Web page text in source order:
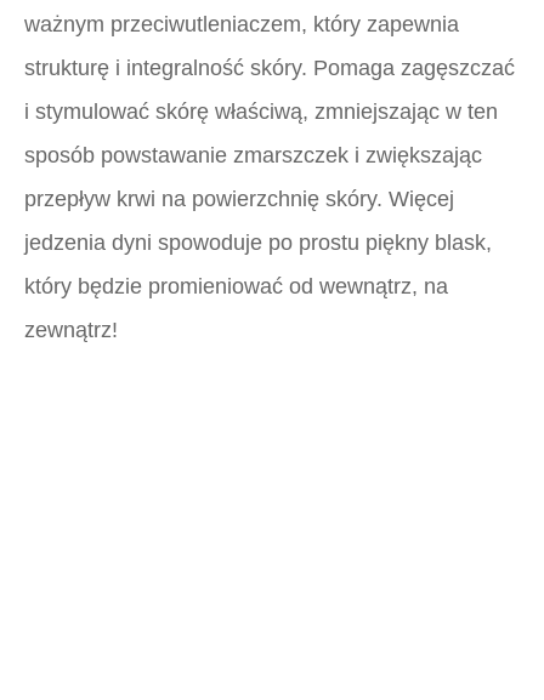
ważnym przeciwutleniaczem, który zapewnia
strukturę i integralność skóry. Pomaga zagęszczać
i stymulować skórę właściwą, zmniejszając w ten
sposób powstawanie zmarszczek i zwiększając
przepływ krwi na powierzchnię skóry. Więcej
jedzenia dyni spowoduje po prostu piękny blask,
który będzie promieniować od wewnątrz, na
zewnątrz!